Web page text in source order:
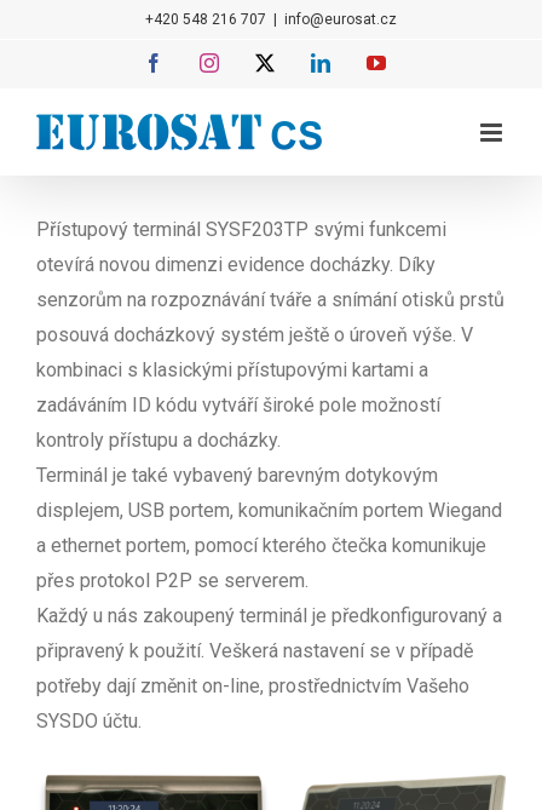
+420 548 216 707 info@eurosat.cz
FacebookInstagram LinkedInYouTube
Přístupový terminál SYSF203TP svými funkcemi
otevírá novou dimenzi evidence docházky. Díky
senzorům na rozpoznávání tváře a snímání otisků prstů
posouvá docházkový systém ještě o úroveň výše. V
kombinaci s klasickými přístupovými kartami a
zadáváním ID kódu vytváří široké pole možností
kontroly přístupu a docházky.
Terminál je také vybavený barevným dotykovým
displejem, USB portem, komunikačním portem Wiegand
a ethernet portem, pomocí kterého čtečka komunikuje
přes protokol P2P se serverem.
Každý u nás zakoupený terminál je předkonfigurovaný a
připravený k použití. Veškerá nastavení se v případě
potřeby dají změnit on-line, prostřednictvím Vašeho
SYSDO účtu.